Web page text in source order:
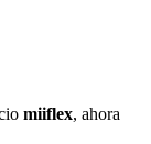
miiflex, ahora